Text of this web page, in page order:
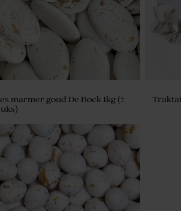
marmer goud De Bock 1kg (±